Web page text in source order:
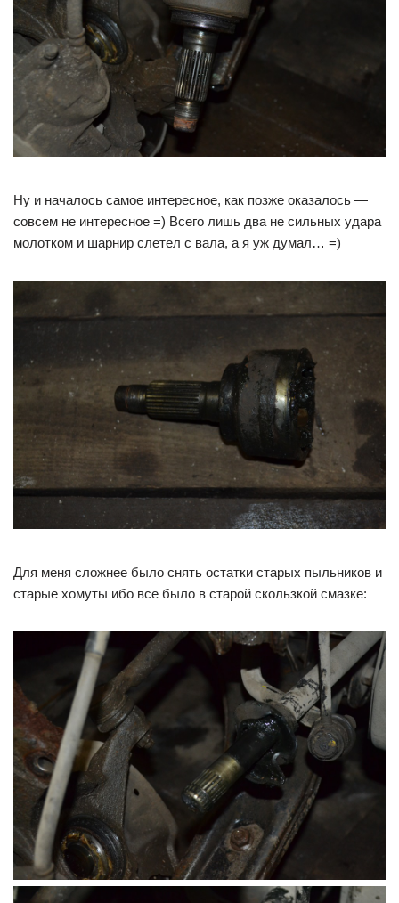
Ну и началось самое интересное, как позже оказалось —
совсем не интересное =) Всего лишь два не сильных удара
молотком и шарнир слетел с вала, а я уж думал… =)
Для меня сложнее было снять остатки старых пыльников и
старые хомуты ибо все было в старой скользкой смазке: